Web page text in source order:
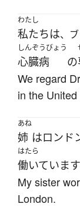
わたし
私たちは、
しんぞうびょう
心臓病 の
We regard
in the
あね
姉 はロンド
はたら
働いています
My sister
London.